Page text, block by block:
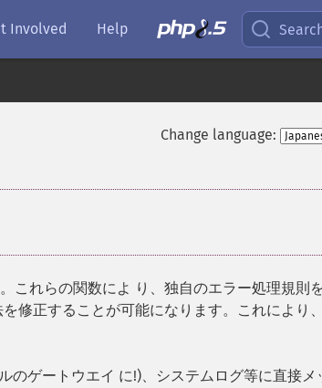
Involved Help
Change language:
これらの関数によ り、独自のエラー処理規則
修正することが可能になります。これにより
のゲートウエイ に!)、システムログ等に直接メ